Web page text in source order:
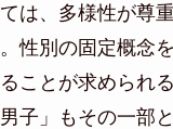
は、多様性が尊
性別の固定概念
ことが求められ
子」もその一部